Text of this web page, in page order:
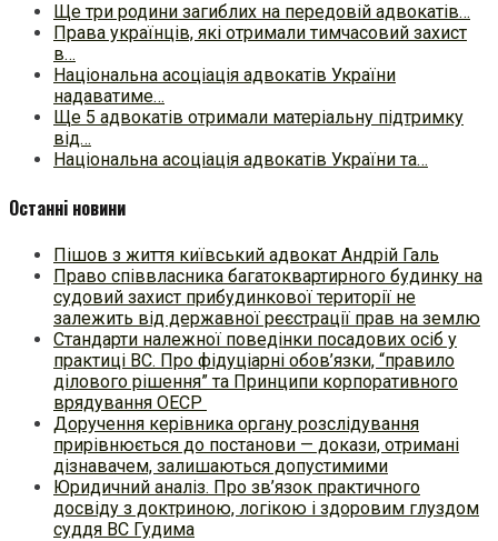
Ще три родини загиблих на передовій адвокатів…
Права українців, які отримали тимчасовий захист
в…
Національна асоціація адвокатів України
надаватиме…
Ще 5 адвокатів отримали матеріальну підтримку
від…
Національна асоціація адвокатів України та…
Останні новини
Пішов з життя київський адвокат Андрій Галь
Право співвласника багатоквартирного будинку на
судовий захист прибудинкової території не
залежить від державної реєстрації прав на землю
Стандарти належної поведінки посадових осіб у
практиці ВC. Про фідуціарні обов’язки, “правило
ділового рішення” та Принципи корпоративного
врядування ОЕСР
Доручення керівника органу розслідування
прирівнюється до постанови — докази, отримані
дізнавачем, залишаються допустимими
Юридичний аналіз. Про зв’язок практичного
досвіду з доктриною, логікою і здоровим глуздом
суддя ВС Гудима